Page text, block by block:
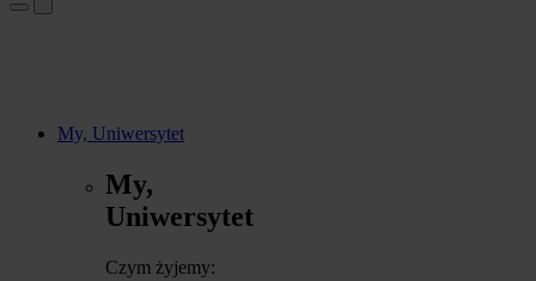
My, Uniwersytet
My,
Uniwersytet
Czym żyjemy: